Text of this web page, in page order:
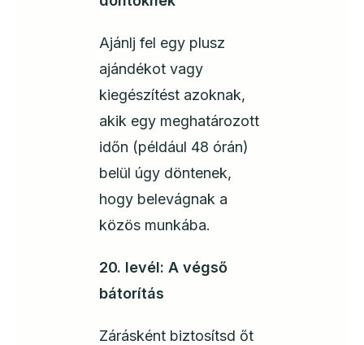
Ajánlj fel egy plusz
ajándékot vagy
kiegészítést azoknak,
akik egy meghatározott
időn (például 48 órán)
belül úgy döntenek,
hogy belevágnak a
közös munkába.
20. levél: A végső
bátorítás
Zárásként biztosítsd őt